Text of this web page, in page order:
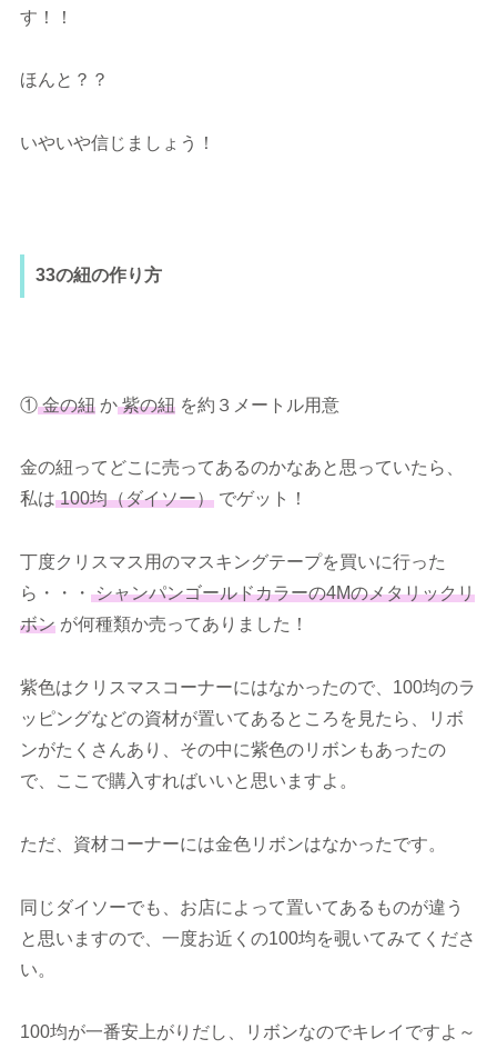
す！！
ほんと？？
いやいや信じましょう！
33の紐の作り方
①金の紐 か紫の紐 を約３メートル用意
金の紐ってどこに売ってあるのかなあと思っていたら、
私は100均（ダイソー） でゲット！
丁度クリスマス用のマスキングテープを買いに行った
ら・・・シャンパンゴールドカラーの4Mのメタリックリ
ボン が何種類か売ってありました！
紫色はクリスマスコーナーにはなかったので、100均のラ
ッピングなどの資材が置いてあるところを見たら、リボ
ンがたくさんあり、その中に紫色のリボンもあったの
で、ここで購入すればいいと思いますよ。
ただ、資材コーナーには金色リボンはなかったです。
同じダイソーでも、お店によって置いてあるものが違う
と思いますので、一度お近くの100均を覗いてみてくださ
い。
100均が一番安上がりだし、リボンなのでキレイですよ～